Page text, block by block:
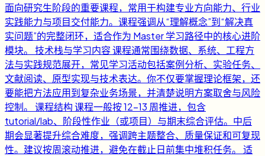
面向研究生阶段的重要课程，常用于构建专业方向能力、行业
实践能力与项目交付能力。课程强调从“理解概念”到“解决真
实问题”的完整闭环，适合作为 Master 学习路径中的核心进阶
模块。 技术栈与学习内容 课程通常围绕数据、系统、工程方
法与实践规范展开，常见学习活动包括案例分析、实验任务、
文献阅读、原型实现与技术表达。你不仅要掌握理论框架，还
要能把方法应用到复杂业务场景，并清楚说明方案取舍与风险
控制。 课程结构 课程一般按 12-13 周推进，包含
tutorial/lab、阶段性作业（或项目）与期末综合评估。中后
期会显著提升综合难度，强调跨主题整合、质量保证和可复现
性。建议按周滚动推进，避免在截止日前集中堆积任务。 适